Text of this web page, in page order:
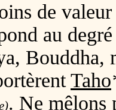
de
au
Bouddha,
Taho
. Ne mêlons